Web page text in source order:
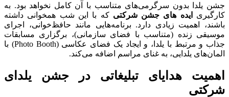
جشن یلدا بدون سرگرمی‌های متناسب با آن کامل نخواهد بود. به
کارگیری
ایده های جشن شرکتی که با این شب همخوانی داشته
باشند، اهمیت زیادی دارد. برنامه‌هایی مانند حافظ‌خوانی، اجرای
موسیقی زنده (متناسب با فضای سازمانی)، برگزاری مسابقات
جذاب و مرتبط با یلدا، و ایجاد یک فضای عکاسی (Photo Booth) با
المان‌های یلدایی، به غنای مراسم اضافه می‌کند.
اهمیت هدایای تبلیغاتی در جشن یلدای
شرکتی